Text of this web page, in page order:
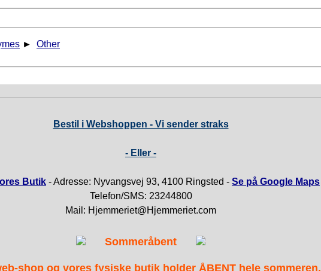
► Other
Bestil i Webshoppen - Vi sender straks
- Eller -
Butik - Adresse: Nyvangsvej 93, 4100 Ringsted - Se på Google Maps
Telefon/SMS: 23244800
Mail: Hjemmeriet@Hjemmeriet.com
Sommeråbent
shop og vores fysiske butik holder ÅBENT hele sommeren.